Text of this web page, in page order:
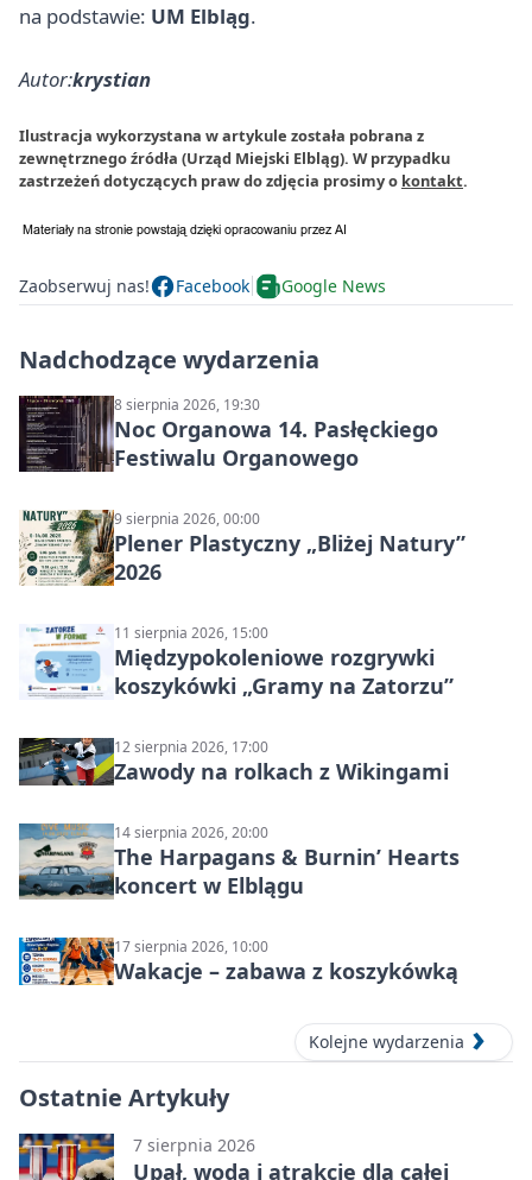
na podstawie: UM Elbląg.
Autor:krystian
Ilustracja wykorzystana w artykule została pobrana z
zewnętrznego źródła (Urząd Miejski Elbląg). W przypadku
zastrzeżeń dotyczących praw do zdjęcia prosimy o kontakt.
Zaobserwuj nas! Facebook Google News
Nadchodzące wydarzenia
8 sierpnia 2026, 19:30
Noc Organowa 14. Pasłęckiego
Festiwalu Organowego
9 sierpnia 2026, 00:00
Plener Plastyczny „Bliżej Natury”
2026
11 sierpnia 2026, 15:00
Międzypokoleniowe rozgrywki
koszykówki „Gramy na Zatorzu”
12 sierpnia 2026, 17:00
Zawody na rolkach z Wikingami
14 sierpnia 2026, 20:00
The Harpagans & Burnin’ Hearts
koncert w Elblągu
17 sierpnia 2026, 10:00
Wakacje – zabawa z koszykówką
Kolejne wydarzenia
Ostatnie Artykuły
7 sierpnia 2026
Upał, woda i atrakcje dla całej